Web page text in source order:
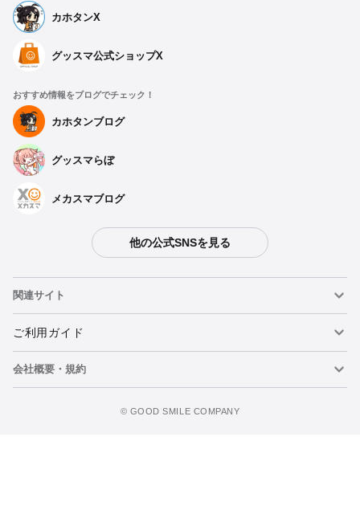
カホタンX
グッスマ公式ショップX
おすすめ情報をブログでチェック！
カホタンブログ
グッスマらぼ
メカスマブログ
他の公式SNSを見る
関連サイト
ねんどろいど
ねんどろいどフェイスメーカー
ご利用ガイド
重要なお知らせ
会社概要・規約
©️ GOOD SMILE COMPANY